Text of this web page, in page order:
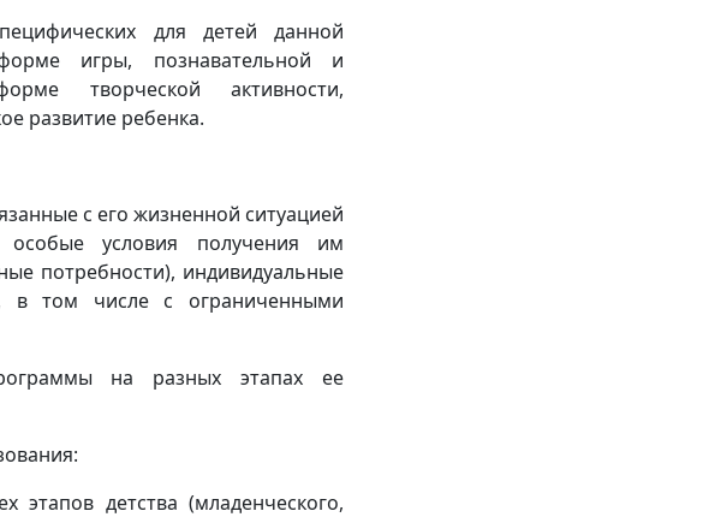
для детей данной
игры, познавательной и
творческой активности,
развитие ребенка.
с его жизненной ситуацией
условия получения им
потребности), индивидуальные
в том числе с ограниченными
на разных этапах ее
детства (младенческого,